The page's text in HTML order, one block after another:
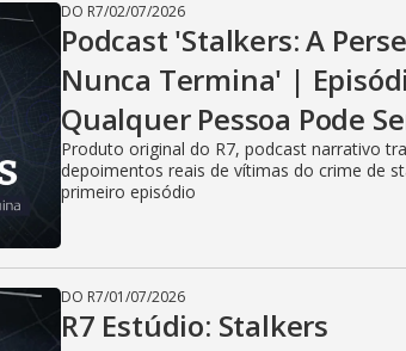
DO R7/02/07/2026
Podcast 'Stalkers: A
Nunca Termina' |
Qualquer Pessoa Pode
Produto original do R7, podcast narrativo
depoimentos reais de vítimas do crime de
primeiro episódio
DO R7/01/07/2026
R7 Estúdio: Stalkers